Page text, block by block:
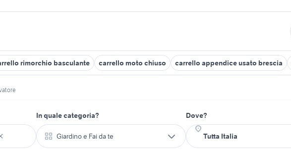
rimorchio basculante carrello moto chiuso carrello appendice usato brescia
In quale categoria?
Giardino e Fai da te
Dove?